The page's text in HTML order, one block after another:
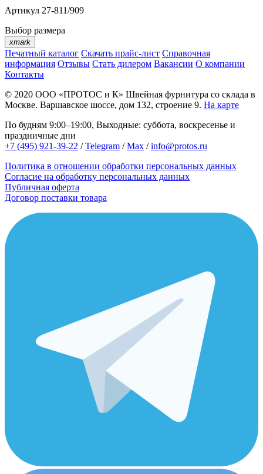
Артикул 27-811/909
Выбор размера
xmark
Печатный каталог Скачать прайс-лист Справочная
информация Отзывы Стать дилером Вакансии О компании
Контакты
© 2020 ООО «ПРОТОС и К» Швейная фурнитура со склада в
Москве. Варшавское шоссе, дом 132, строение 9. На карте
По будням 9:00–19:00, Выходные: суббота, воскресенье и
праздничные дни
+7 (495) 921-39-22 /Telegram /Max /info@protos.ru
Политика в отношении обработки персональных данных
Согласие на обработку персональных данных
Публичная оферта
Договор поставки товара